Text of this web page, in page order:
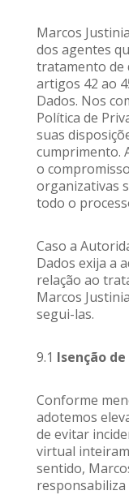
Marcos
dos agentes
tratamento de
artigos 42 ao
Dados. Nos
Política de
suas
cumprimento.
o
organizativas
todo o
Caso a
Dados exija a
relação ao
Marcos
segui-las.
9.1 Isenção
Conforme
adotemos
de evitar
virtual
sentido,
responsabiliza